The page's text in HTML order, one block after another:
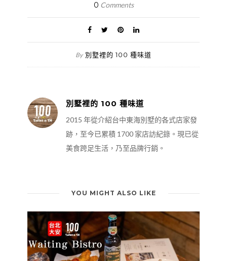
0 Comments
By 別墅裡的 100 種味道
別墅裡的 100 種味道
2015 年從介紹台中東海別墅的各式店家發
跡，至今已累積 1700 家店訪紀錄。現已從
美食跨足生活，乃至品牌行銷。
YOU MIGHT ALSO LIKE